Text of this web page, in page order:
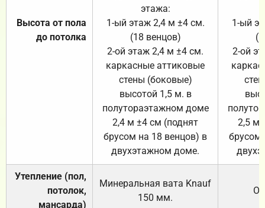
Высота от пола
до потолка
этажа:
1-ый этаж 2,4 м ±4 см.
(18 венцов)
2-ой этаж 2,4 м ±4 см.
каркасные аттиковые
стены (боковые)
высотой 1,5 м. в
полутораэтажном доме
2,4 м ±4 см (поднят
брусом на 18 венцов) в
двухэтажном доме.
1-ый
2-ой
2,5 м
брусом
Утепление (пол,
потолок,
мансарда)
Минеральная вата Knauf
150 мм.